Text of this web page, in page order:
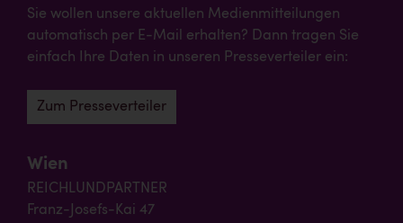
Sie wollen unsere aktuellen Medienmitteilungen
automatisch per E-Mail erhalten? Dann tragen Sie
einfach Ihre Daten in unseren Presseverteiler ein:
Zum Presseverteiler
Wien
REICHLUNDPARTNER
Franz-Josefs-Kai 47